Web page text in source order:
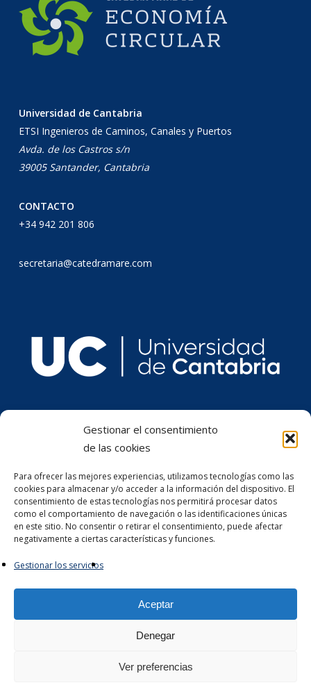
Gestionar el consentimiento
de las cookies
Para ofrecer las mejores experiencias, utilizamos tecnologías como las
cookies para almacenar y/o acceder a la información del dispositivo. El
consentimiento de estas tecnologías nos permitirá procesar datos
como el comportamiento de navegación o las identificaciones únicas
en este sitio. No consentir o retirar el consentimiento, puede afectar
negativamente a ciertas características y funciones.
Gestionar los servicios
Aceptar
Denegar
Ver preferencias
Universidad de Cantabria
ETSI Ingenieros de Caminos, Canales y Puertos
Avda. de los Castros s/n
39005 Santander, Cantabria
CONTACTO
+34 942 201 806
secretaria@catedramare.com
© 2026 Catedra Mare de Economía Circular.